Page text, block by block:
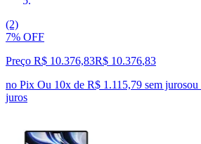
(2)
7% OFF
Preço R$ 10.376,83R$ 10.376,83
no Pix Ou 10x de R$ 1.115,79 sem jurosou
juros